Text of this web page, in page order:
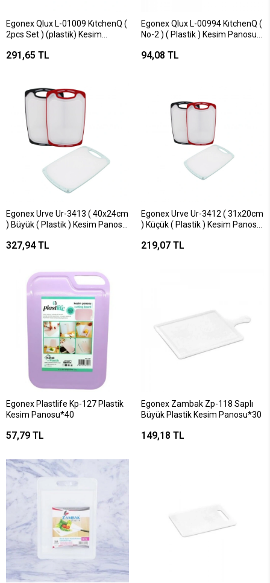
Egonex Qlux L-01009 KıtchenQ (
2pcs Set ) (plastik) Kesim
23.3x35.5cm) (renkli Silikon
291,65 TL
Egonex Qlux L-00994 KıtchenQ (
No-2 ) ( Plastik ) Kesim Panosu
& Kenar Delikli Tutamak )*30=k
94,08 TL
Egonex Urve Ur-3413 ( 40x24cm
) Büyük ( Plastik ) Kesim Panosu
10mm Kalınlık)*24
327,94 TL
Egonex Urve Ur-3412 ( 31x20cm
) Küçük ( Plastik ) Kesim Panosu
10mm Kalınlık)*24
219,07 TL
Egonex Plastlife Kp-127 Plastik
Kesim Panosu*40
57,79 TL
Egonex Zambak Zp-118 Saplı
Büyük Plastik Kesim Panosu*30
149,18 TL